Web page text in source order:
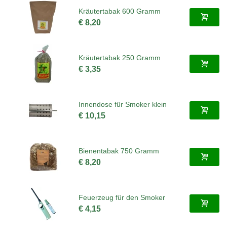
Kräutertabak 600 Gramm
€ 8,20
Kräutertabak 250 Gramm
€ 3,35
Innendose für Smoker klein
€ 10,15
Bienentabak 750 Gramm
€ 8,20
Feuerzeug für den Smoker
€ 4,15